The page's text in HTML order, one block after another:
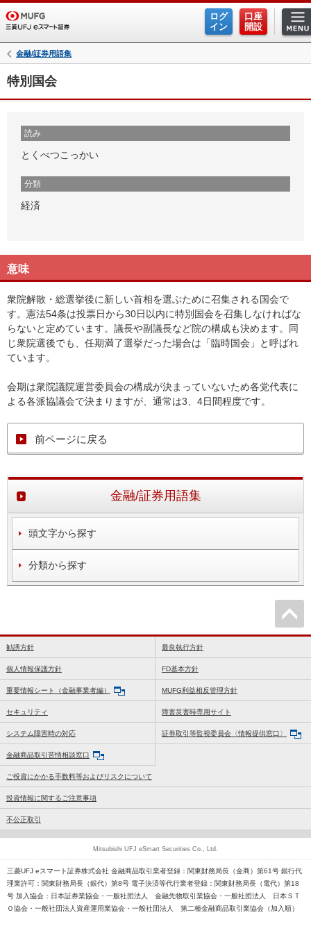
ログ
イン
口座
開設
金融/証券用語集
特別国会
読み
とくべつこっかい
分類
経済
意味
衆院解散・総選挙後に新しい首相を選ぶために召集される国会で
す。憲法54条は投票日から30日以内に特別国会を召集しなければな
らないと定めています。議長や副議長など院の構成も決めます。同
じ衆院選後でも、任期満了選挙だった場合は「臨時国会」と呼ばれ
ています。
会期は衆院議院運営委員会の構成が決まっていないため各党代表に
よる各派協議会で決まりますが、通常は3、4日間程度です。
前ページに戻る
金融/証券用語集
頭文字から探す
分類から探す
勧誘方針 最良執行方針
個人情報保護方針 FD基本方針
重要情報シート（金融事業者編） MUFG利益相反管理方針
セキュリティ 障害災害時専用サイト
システム障害時の対応 証券取引等監視委員会〈情報提供窓口〉
金融商品取引苦情相談窓口
ご投資にかかる手数料等およびリスクについて
投資情報に関するご注意事項
不公正取引
三菱UFJ eスマート証券株式会社 金融商品取引業者登録：関東財務局長（金商）第61号 銀行代
理業許可：関東財務局長（銀代）第8号 電子決済等代行業者登録：関東財務局長（電代）第18
号 加入協会：日本証券業協会・一般社団法人 金融先物取引業協会・一般社団法人 日本ＳＴ
Ｏ協会・一般社団法人資産運用業協会・一般社団法人 第二種金融商品取引業協会（加入順）
Mitsubishi UFJ eSmart Securities Co., Ltd.